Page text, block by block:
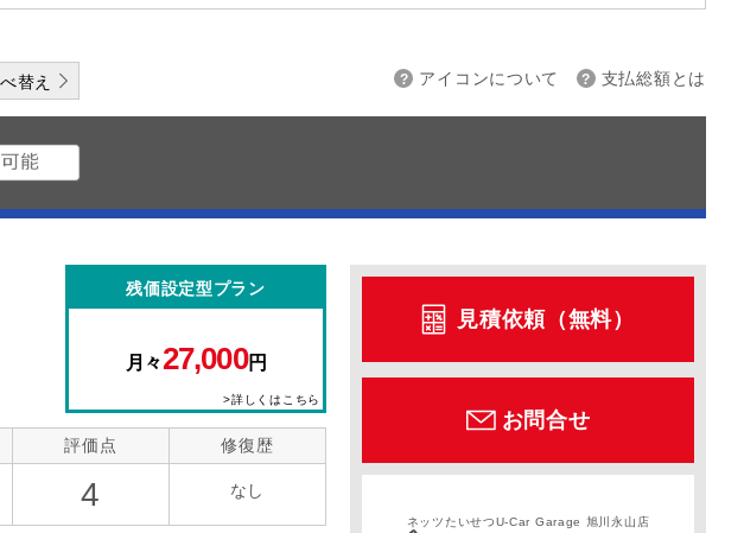
スライドドア 寒冷地仕様
アイコンについて 支払総額とは
残価設定型プラン
月々27,000円
>詳しくはこちら
評価点
4
修復歴
なし
見積依頼（無料）
お問合せ
ネッツたいせつU-Car Garage 旭川永山店